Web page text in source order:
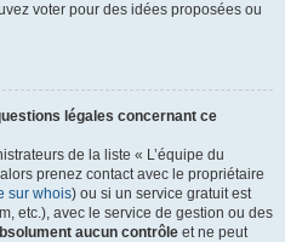
voter pour des idées proposées ou
légales concernant ce
de la liste « L’équipe du
prenez contact avec le propriétaire
sur whois) ou si un service gratuit est
etc.), avec le service de gestion ou des
aucun contrôle et ne peut